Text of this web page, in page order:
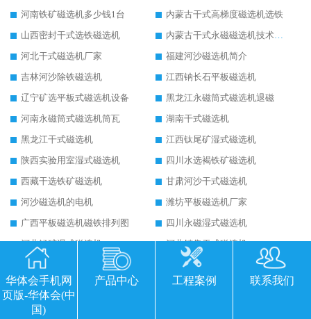
河南铁矿磁选机多少钱1台
内蒙古干式高梯度磁选机选铁
山西密封干式选铁磁选机
内蒙古干式永磁磁选机技术要求
河北干式磁选机厂家
福建河沙磁选机简介
吉林河沙除铁磁选机
江西钠长石平板磁选机
辽宁矿选平板式磁选机设备
黑龙江永磁筒式磁选机退磁
河南永磁筒式磁选机筒瓦
湖南干式磁选机
黑龙江干式磁选机
江西钛尾矿湿式磁选机
陕西实验用室湿式磁选机
四川水选褐铁矿磁选机
西藏干选铁矿磁选机
甘肃河沙干式磁选机
河沙磁选机的电机
潍坊平板磁选机厂家
广西平板磁选机磁铁排列图
四川永磁湿式磁选机
河北锰矿湿式磁选机
河北销售干式磁选机
重庆赤铁矿干式磁选机
辽宁干选磁选机
山东铁矿干选磁选机
黑龙江湿式平板磁选机
云南平板磁选机选矿注意事项
华体会手机网
页版-华体会(中
国)
产品中心 工程案例 联系我们